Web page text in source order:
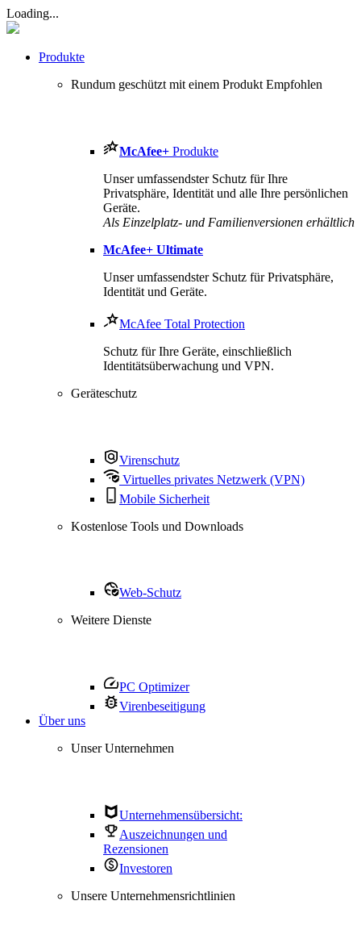
Loading...
Produkte
Rundum geschützt mit einem Produkt Empfohlen
McAfee+ Produkte
Unser umfassendster Schutz für Ihre
Privatsphäre, Identität und alle Ihre persönlichen
Geräte.
Als Einzelplatz- und Familienversionen erhältlich
McAfee+ Ultimate
Unser umfassendster Schutz für Privatsphäre,
Identität und Geräte.
McAfee Total Protection
Schutz für Ihre Geräte, einschließlich
Identitätsüberwachung und VPN.
Geräteschutz
Virenschutz
Virtuelles privates Netzwerk (VPN)
Mobile Sicherheit
Kostenlose Tools und Downloads
Web-Schutz
Weitere Dienste
PC Optimizer
Virenbeseitigung
Über uns
Unser Unternehmen
Unternehmensübersicht:
Auszeichnungen und
Rezensionen
Investoren
Unsere Unternehmensrichtlinien